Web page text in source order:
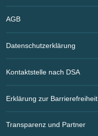
AGB
Datenschutzerklärung
Kontaktstelle nach DSA
Erklärung zur Barrierefreiheit
Transparenz und Partner